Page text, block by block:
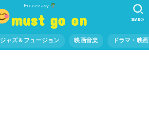
Freeeeasy
must go on
ジャズ＆フュージョン 映画音楽 ドラマ・映
SEARCH